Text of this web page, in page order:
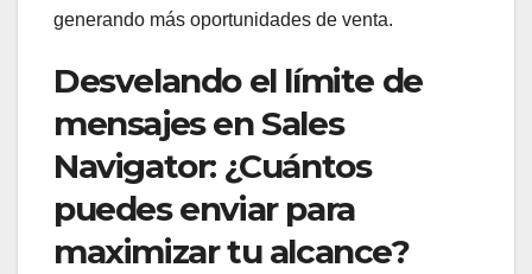
generando más oportunidades de venta.
Desvelando el límite de
mensajes en Sales
Navigator: ¿Cuántos
puedes enviar para
maximizar tu alcance?